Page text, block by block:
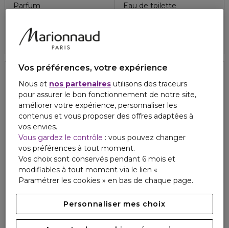
Parfum
5 formats
4.8 2807
Eau de toilette
CAROLINA HERRERA
Eau de parfum
LA NUIT TRESOR
Eau de parfum
Vos préférences, votre expérience
Nous et nos partenaires utilisons des traceurs
pour assurer le bon fonctionnement de notre site,
améliorer votre expérience, personnaliser les
contenus et vous proposer des offres adaptées à
vos envies.
Vous gardez le contrôle : vous pouvez changer
vos préférences à tout moment.
Vos choix sont conservés pendant 6 mois et
modifiables à tout moment via le lien «
Paramétrer les cookies » en bas de chaque page.
Personnaliser mes choix